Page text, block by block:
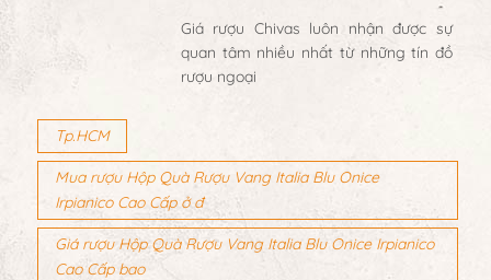
Giá rượu Chivas luôn nhận được sự
quan tâm nhiều nhất từ những tín đồ
rượu ngoại
Tp.HCM
Mua rượu Hộp Quà Rượu Vang Italia Blu Onice
Irpianico Cao Cấp ở đ
Giá rượu Hộp Quà Rượu Vang Italia Blu Onice Irpianico
Cao Cấp bao